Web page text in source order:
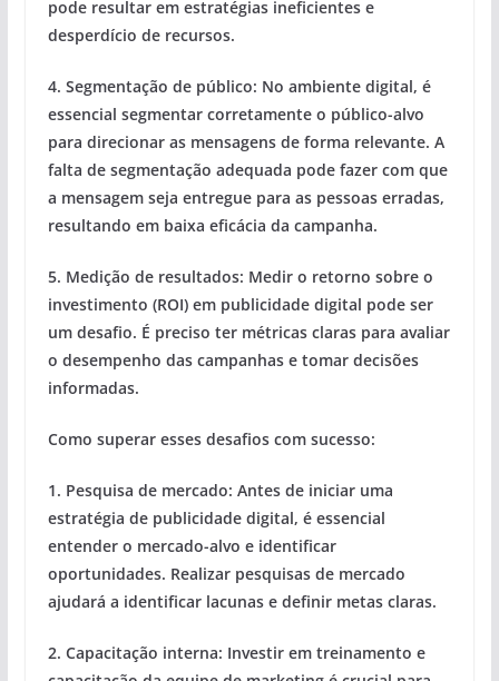
pode resultar em estratégias ineficientes e
desperdício de recursos.
4. Segmentação de público: No ambiente digital, é
essencial segmentar corretamente o público-alvo
para direcionar as mensagens de forma relevante. A
falta de segmentação adequada pode fazer com que
a mensagem seja entregue para as pessoas erradas,
resultando em baixa eficácia da campanha.
5. Medição de resultados: Medir o retorno sobre o
investimento (ROI) em publicidade digital pode ser
um desafio. É preciso ter métricas claras para avaliar
o desempenho das campanhas e tomar decisões
informadas.
Como superar esses desafios com sucesso:
1. Pesquisa de mercado: Antes de iniciar uma
estratégia de publicidade digital, é essencial
entender o mercado-alvo e identificar
oportunidades. Realizar pesquisas de mercado
ajudará a identificar lacunas e definir metas claras.
2. Capacitação interna: Investir em treinamento e